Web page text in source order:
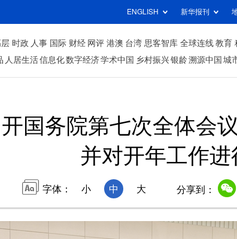
ENGLISH 新华报刊
层 时政 人事 国际 财经 网评 港澳 台湾 思客智库 全球连线 教育
人居生活信息化数字经济学术中国 乡村振兴银龄溯源中国 城
国务院第七次全体会
并对开年工作进
字体： 小 中 大 分享到：